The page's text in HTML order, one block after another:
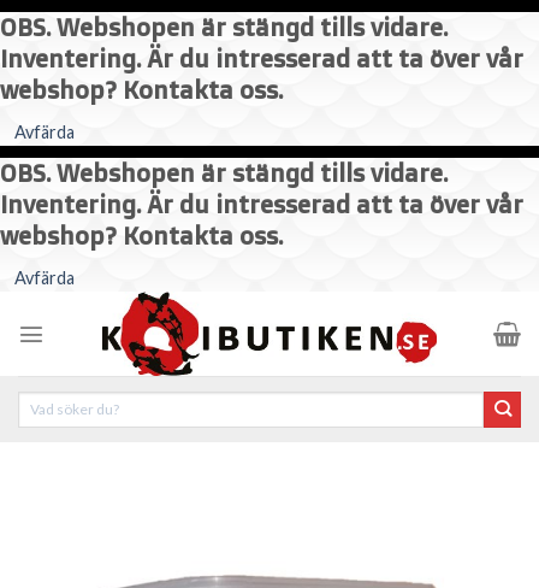
OBS. Webshopen är stängd tills vidare.
Inventering. Är du intresserad att ta över vår
webshop? Kontakta oss.
Avfärda
OBS. Webshopen är stängd tills vidare.
Inventering. Är du intresserad att ta över vår
webshop? Kontakta oss.
Avfärda
content